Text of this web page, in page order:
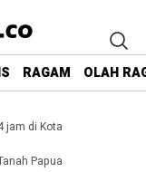
RAGAM OLAH
jam di Kota
Papua